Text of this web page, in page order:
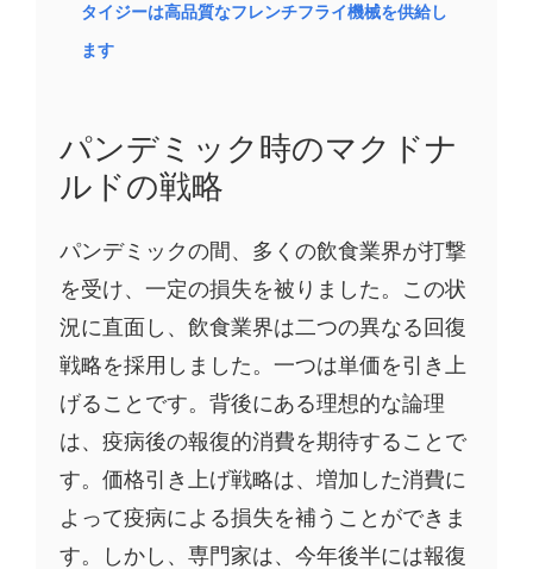
タイジーは高品質なフレンチフライ機械を供給し
ます
パンデミック時のマクドナ
ルドの戦略
パンデミックの間、多くの飲食業界が打撃
を受け、一定の損失を被りました。この状
況に直面し、飲食業界は二つの異なる回復
戦略を採用しました。一つは単価を引き上
げることです。背後にある理想的な論理
は、疫病後の報復的消費を期待することで
す。価格引き上げ戦略は、増加した消費に
よって疫病による損失を補うことができま
す。しかし、専門家は、今年後半には報復